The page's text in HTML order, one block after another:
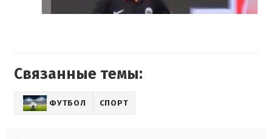
Связанные темы:
ФУТБОЛ СПОРТ